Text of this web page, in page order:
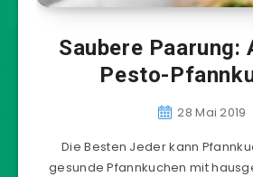
Saubere Paarung:
Pesto-
28 Mai 2019
Die Besten Jeder kann
gesunde Pfannkuchen mit